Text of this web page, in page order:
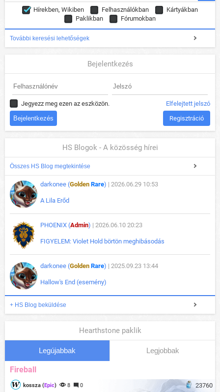
Hírekben, Wikiben Felhasználókban
Kártyákban
Paklikban
Fórumokban
További keresési lehetőségek
Bejelentkezés
Jegyezz meg ezen az eszközön. Elfelejtett jelszó
Regisztráció
HS Blogok - A közösség hírei
Összes HS Blog megtekintése
darkonee (Golden Rare) | 2026.06.29 10:53
A Lila Erőd
PHOENIX (Admin) | 2026.06.10 20:23
FIGYELEM: Violet Hold börtön meghibásodás
darkonee (Golden Rare) | 2025.09.23 13:44
Hallow's End (esemény)
+ HS Blog beküldése
Hearthstone paklik
Legújabbak Legjobbak
Fireball
23760
kossza (Epic) 8 0